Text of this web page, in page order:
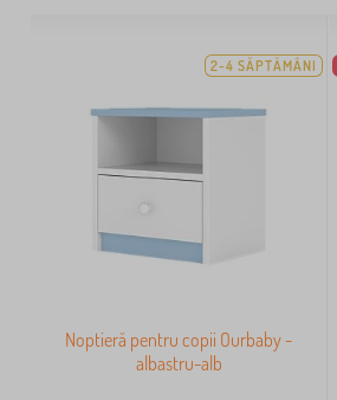
2-4 SĂPTĂMÂNI
Noptieră pentru copii Ourbaby -
albastru-alb